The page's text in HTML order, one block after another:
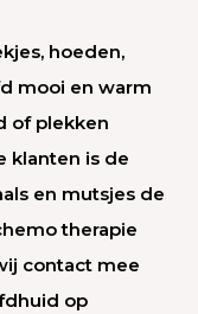
hoeden,
mooi en warm
of plekken
klanten is de
en mutsjes de
therapie
contact mee
op